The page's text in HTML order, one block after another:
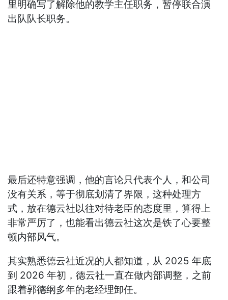
里明确写了解除他的教学主任职务，暂停联合演
出队队长职务。
最后还特意强调，他的言论只代表个人，和公司
没有关系，等于彻底划清了界限，这种处理方
式，放在德云社以往对待老臣的态度里，算得上
非常严厉了，也能看出德云社这次是铁了心要整
顿内部风气。
其实熟悉德云社近况的人都知道，从 2025 年底
到 2026 年初，德云社一直在做内部调整，之前
跟着郭德纲多年的老经理卸任。